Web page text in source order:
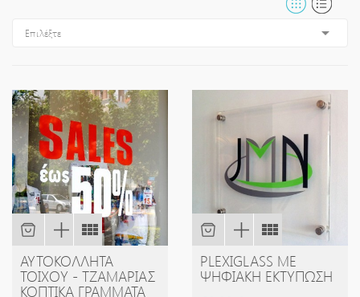
Επιλέξτε 
ΑΥΤΟΚΌΛΛΗΤΑ
ΤΟΊΧΟΥ - ΤΖΑΜΑΡΊΑΣ
ΚΟΠΤΙΚΆ ΓΡΆΜΜΑΤΑ
PLEXIGLASS ΜΕ
ΨΗΦΙΑΚΉ ΕΚΤΎΠΩΣΗ